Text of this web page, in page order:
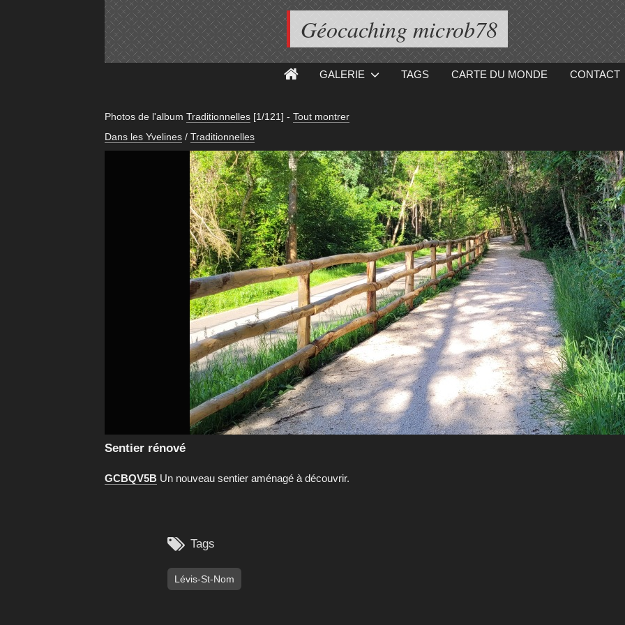
Géocaching microb78
GALERIE TAGS CARTE DU MONDE CONTACT
Photos de l'album Traditionnelles [1/121] - Tout montrer
Dans les Yvelines / Traditionnelles
Sentier rénové
GCBQV5BUn nouveau sentier aménagé à découvrir.
 Tags
Lévis-St-Nom